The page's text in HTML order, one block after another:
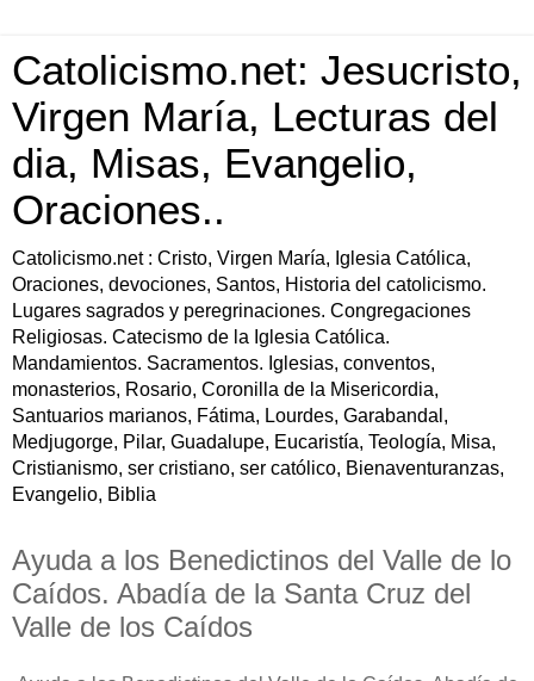
Catolicismo.net: Jesucristo,
Virgen María, Lecturas del
dia, Misas, Evangelio,
Oraciones..
Catolicismo.net : Cristo, Virgen María, Iglesia Católica,
Oraciones, devociones, Santos, Historia del catolicismo.
Lugares sagrados y peregrinaciones. Congregaciones
Religiosas. Catecismo de la Iglesia Católica.
Mandamientos. Sacramentos. Iglesias, conventos,
monasterios, Rosario, Coronilla de la Misericordia,
Santuarios marianos, Fátima, Lourdes, Garabandal,
Medjugorge, Pilar, Guadalupe, Eucaristía, Teología, Misa,
Cristianismo, ser cristiano, ser católico, Bienaventuranzas,
Evangelio, Biblia
Ayuda a los Benedictinos del Valle de lo
Caídos. Abadía de la Santa Cruz del
Valle de los Caídos